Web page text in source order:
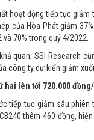
hoạt động tiếp tục
của Hòa Phát giảm
70% trong quý 4/2022.
quan, SSI Research
công ty dự kiến giảm
hai lên tới 720.000
tiếp tục giảm sâu
thêm 460 đồng,